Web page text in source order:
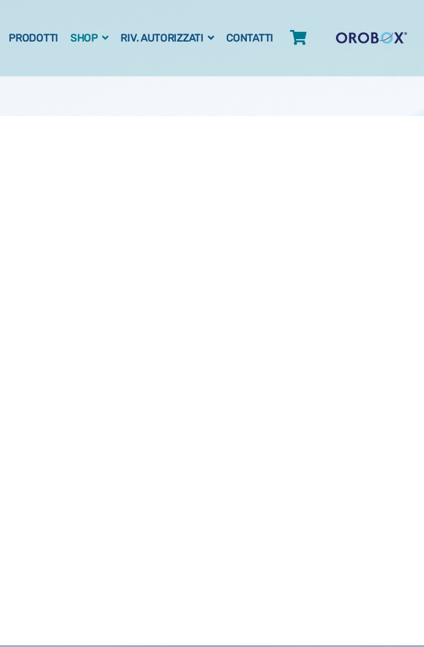
PRODOTTI SHOP RIV. AUTORIZZATI CONTATTI